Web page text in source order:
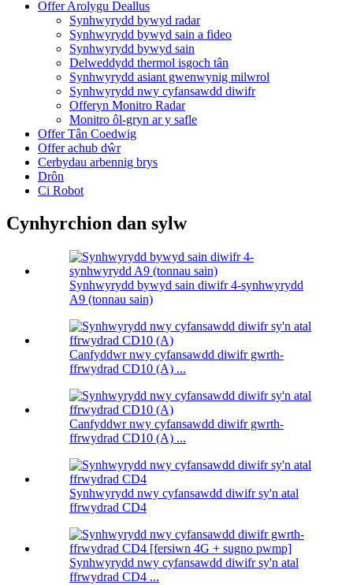
Offer Arolygu Deallus
Synhwyrydd bywyd radar
Synhwyrydd bywyd sain a fideo
Synhwyrydd bywyd sain
Delweddydd thermol isgoch tân
Synhwyrydd asiant gwenwynig milwrol
Synhwyrydd nwy cyfansawdd diwifr
Offeryn Monitro Radar
Monitro ôl-gryn ar y safle
Offer Tân Coedwig
Offer achub dŵr
Cerbydau arbennig brys
Drôn
Ci Robot
Cynhyrchion dan sylw
Synhwyrydd bywyd sain diwifr 4-synhwyrydd
A9 (tonnau sain)
Canfyddwr nwy cyfansawdd diwifr gwrth-
ffrwydrad CD10 (A) ...
Canfyddwr nwy cyfansawdd diwifr gwrth-
ffrwydrad CD10 (A) ...
Synhwyrydd nwy cyfansawdd diwifr sy'n atal
ffrwydrad CD4
Synhwyrydd nwy cyfansawdd diwifr sy'n atal
ffrwydrad CD4 ...